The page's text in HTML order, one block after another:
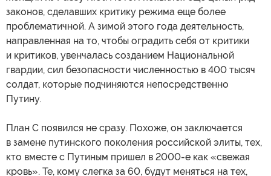
законов, сделавших критику режима еще более
проблематичной. А зимой этого года деятельность,
направленная на то, чтобы оградить себя от критики
и критиков, увенчалась созданием Национальной
гвардии, сил безопасности численностью в 400 тысяч
солдат, которые подчиняются непосредственно
Путину.
План С появился не сразу. Похоже, он заключается
в замене путинского поколения российской элиты, тех,
кто вместе с Путиным пришел в 2000-е как «свежая
кровь». Те, кому слегка за 60, будут меняться на тех,